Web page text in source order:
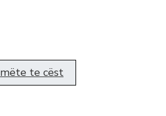
mëte te cëst